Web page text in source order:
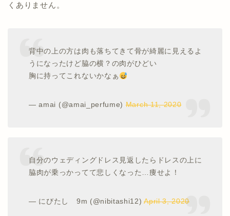
くありません。
背中の上の方は肉も落ちてきて骨が綺麗に見えるよ
うになったけど脇の横？の肉がひどい
胸に持ってこれないかなぁ
— amai (@amai_perfume)March 11, 2020
自分のウェディングドレス見返したらドレスの上に
脇肉が乗っかってて悲しくなった…痩せよ！
— にびたし 9m (@nibitashi12)April 3, 2020